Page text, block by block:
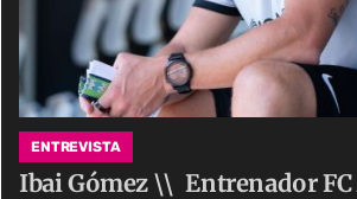
ENTREVISTA
Ibai Gómez \\ Entrenador